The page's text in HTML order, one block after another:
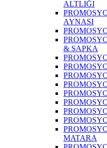
ALTLIĞI
AYNASI
& ŞAPKA
MATARA